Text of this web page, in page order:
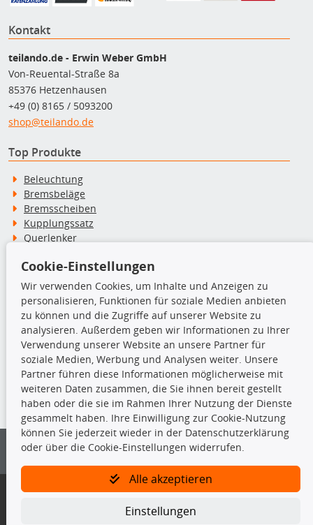
Kontakt
teilando.de - Erwin Weber GmbH
Von-Reuental-Straße 8a
85376 Hetzenhausen
+49 (0) 8165 / 5093200
shop@teilando.de
Top Produkte
Beleuchtung
Bremsbeläge
Bremsscheiben
Kupplungssatz
Querlenker
Stoßdämpfer
TecDoc Inside
Die hier angezeigten Daten insbesondere die gesamte Datenbank dürfen
nicht kopiert werden.
Es ist zu unterlassen, die Daten oder die gesamte Datenbank ohne
vorherige Zustimmung von TecDoc zu vervielfältigen, zu verbreiten
und/oder diese Handlungen durch Dritte ausführen zu lassen. Ein
Bitte prüfen Sie, ob das über unseren Onlineshop identifizierte Ersatzteil
Gegebenenfalls sind ergänzende Informationen notwendig, um
Cookie-Einstellungen
Wir verwenden Cookies, um Inhalte und Anzeigen zu
personalisieren, Funktionen für soziale Medien anbieten
zu können und die Zugriffe auf unserer Website zu
analysieren. Außerdem geben wir Informationen zu Ihrer
Verwendung unserer Website an unsere Partner für
soziale Medien, Werbung und Analysen weiter. Unsere
Partner führen diese Informationen möglicherweise mit
weiteren Daten zusammen, die Sie ihnen bereit gestellt
haben oder die sie im Rahmen Ihrer Nutzung der Dienste
gesammelt haben. Ihre Einwilligung zur Cookie-Nutzung
können Sie jederzeit wieder in der Datenschutzerklärung
oder über die Cookie-Einstellungen widerrufen.
Alle akzeptieren
Einstellungen